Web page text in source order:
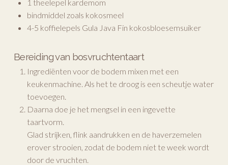
1 theelepel kardemom
bindmiddel zoals kokosmeel
4-5 koffielepels Gula Java Fin kokosbloesemsuiker
Bereiding van bosvruchtentaart
Ingrediënten voor de bodem mixen met een
keukenmachine. Als het te droog is een scheutje water
toevoegen.
Daarna doe je het mengsel in een ingevette
taartvorm.
Glad strijken, flink aandrukken en de haverzemelen
erover strooien, zodat de bodem niet te week wordt
door de vruchten.